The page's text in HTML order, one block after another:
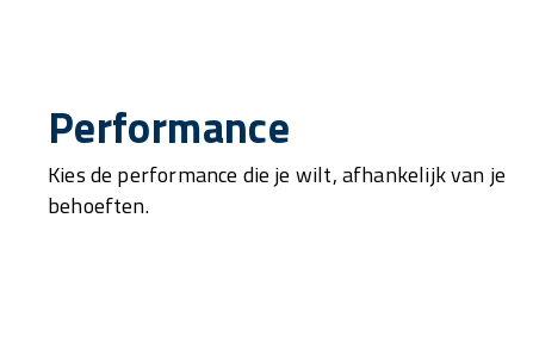
Performance
Kies de performance die je wilt, afhankelijk van je
behoeften.